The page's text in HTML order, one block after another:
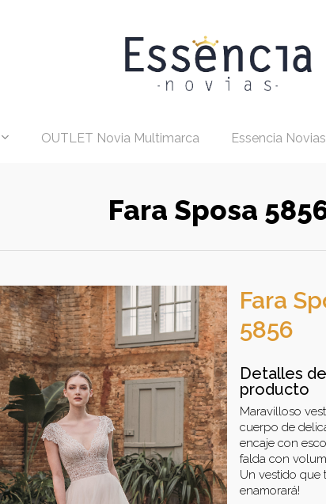
OUTLET Novia Multimarca Essencia Novias
Fara Sposa
Fara
5856
Detalles
producto
Maravilloso
cuerpo de
encaje con
falda con
Un vestido que
enamorará!